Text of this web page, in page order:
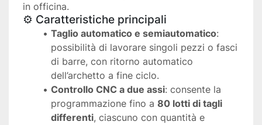
in officina.
⚙️ Caratteristiche principali
Taglio automatico e semiautomatico:
possibilità di lavorare singoli pezzi o fasci
di barre, con ritorno automatico
dell’archetto a fine ciclo.
Controllo CNC a due assi: consente la
programmazione fino a 80 lotti di tagli
differenti, ciascuno con quantità e